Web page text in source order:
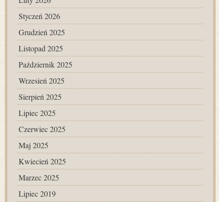
Styczeń 2026
Grudzień 2025
Listopad 2025
Październik 2025
Wrzesień 2025
Sierpień 2025
Lipiec 2025
Czerwiec 2025
Maj 2025
Kwiecień 2025
Marzec 2025
Lipiec 2019